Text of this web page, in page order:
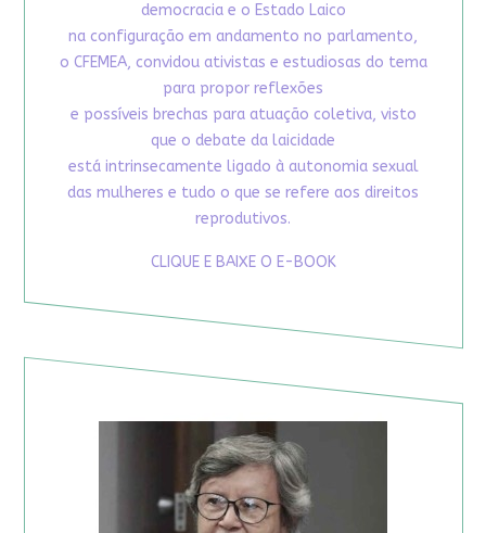
democracia e o Estado Laico
na configuração em andamento no parlamento,
o CFEMEA, convidou ativistas e estudiosas do tema
para propor reflexões
e possíveis brechas para atuação coletiva, visto
que o debate da laicidade
está intrinsecamente ligado à autonomia sexual
das mulheres e tudo o que se refere aos direitos
reprodutivos.
CLIQUE E BAIXE O E-BOOK